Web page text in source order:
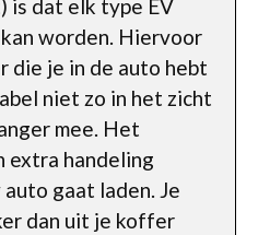
is dat elk type EV
worden. Hiervoor
die je in de auto hebt
niet zo in het zicht
mee. Het
extra handeling
gaat laden. Je
dan uit je koffer